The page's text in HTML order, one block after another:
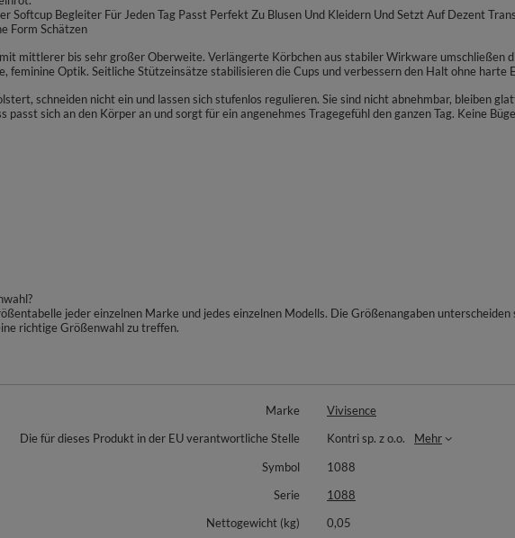
Softcup Begleiter Für Jeden Tag Passt Perfekt Zu Blusen Und Kleidern Und Setzt Auf Dezent
Form Schätzen
mittlerer bis sehr großer Oberweite. Verlängerte Körbchen aus stabiler Wirkware umschließen
feminine Optik. Seitliche Stützeinsätze stabilisieren die Cups und verbessern den Halt ohne harte
schneiden nicht ein und lassen sich stufenlos regulieren. Sie sind nicht abnehmbar, bleiben
sich an den Körper an und sorgt für ein angenehmes Tragegefühl den ganzen Tag. Keine
jeder einzelnen Marke und jedes einzelnen Modells. Die Größenangaben
richtige Größenwahl zu treffen.
Marke
Vivisence
Die für dieses Produkt in der EU verantwortliche Stelle
Kontri sp. z o.o.
Mehr
Symbol
1088
Serie
1088
Nettogewicht (kg)
0,05